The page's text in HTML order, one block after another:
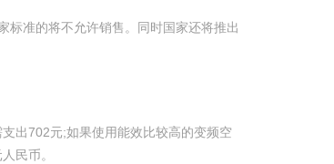
标准的将不允许销售。同时国家还将推出
出702元;如果使用能效比较高的变频空
民币。